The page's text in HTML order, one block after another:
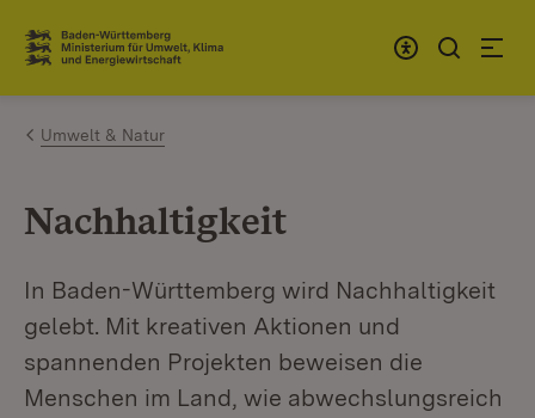
Zum Inhalt springen
Link zur Startseite
Umwelt & Natur
Nachhaltigkeit
In Baden-Württemberg wird Nachhaltigkeit
gelebt. Mit kreativen Aktionen und
spannenden Projekten beweisen die
Menschen im Land, wie abwechslungsreich